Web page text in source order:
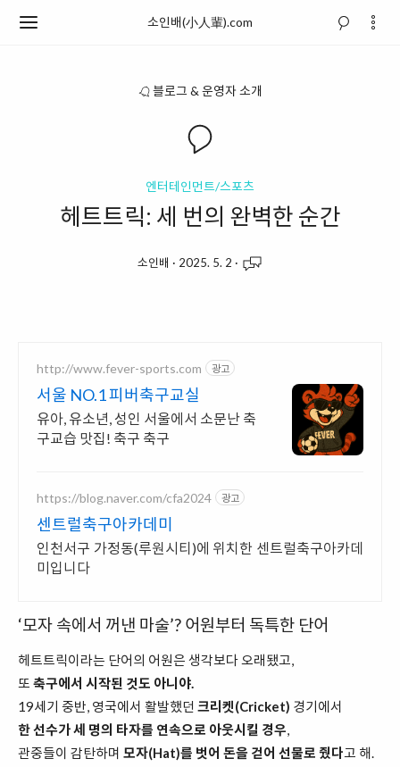
소인배(小人輩).com
블로그 & 운영자 소개
엔터테인먼트/스포츠
헤트트릭: 세 번의 완벽한 순간
소인배 · 2025. 5. 2 ·
http://www.fever-sports.com 광고
서울 NO.1 피버축구교실
유아, 유소년, 성인 서울에서 소문난 축
구교습 맛집! 축구 축구
https://blog.naver.com/cfa2024 광고
센트럴축구아카데미
인천서구 가정동(루원시티)에 위치한 센트럴축구아카데
미입니다
‘모자 속에서 꺼낸 마술’? 어원부터 독특한 단어
헤트트릭이라는 단어의 어원은 생각보다 오래됐고,
또 축구에서 시작된 것도 아니야.
19세기 중반, 영국에서 활발했던 크리켓(Cricket) 경기에서
한 선수가 세 명의 타자를 연속으로 아웃시킬 경우,
관중들이 감탄하며 모자(Hat)를 벗어 돈을 걷어 선물로 줬다고 해.